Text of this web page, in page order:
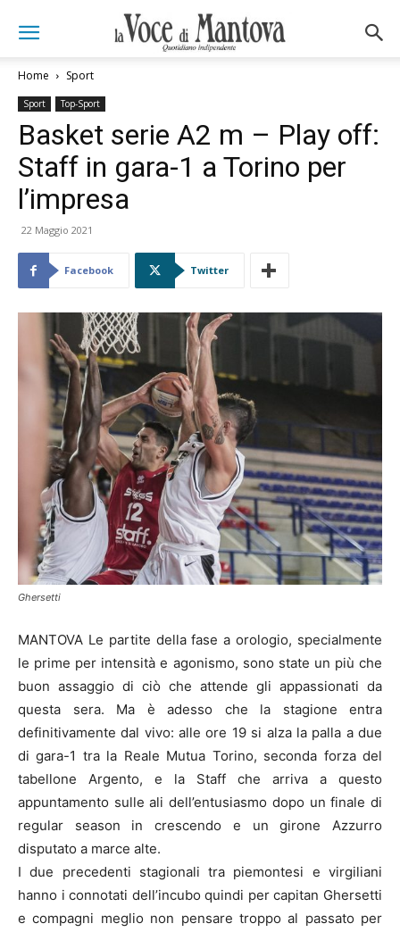
Home Sport
Sport Top-Sport
Basket serie A2 m – Play off:
Staff in gara-1 a Torino per
l’impresa
22 Maggio 2021
Facebook Twitter
Ghersetti
MANTOVA Le partite della fase a orologio, specialmente
le prime per intensità e agonismo, sono state un più che
buon assaggio di ciò che attende gli appassionati da
questa sera. Ma è adesso che la stagione entra
definitivamente dal vivo: alle ore 19 si alza la palla a due
di gara-1 tra la Reale Mutua Torino, seconda forza del
tabellone Argento, e la Staff che arriva a questo
appuntamento sulle ali dell’entusiasmo dopo un finale di
regular season in crescendo e un girone Azzurro
disputato a marce alte.
I due precedenti stagionali tra piemontesi e virgiliani
hanno i connotati dell’incubo quindi per capitan Ghersetti
e compagni meglio non pensare troppo al passato per